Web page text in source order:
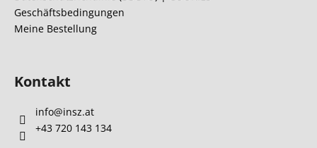
Geschäftsbedingungen
Meine Bestellung
Kontakt
info@insz.at
+43 720 143 134